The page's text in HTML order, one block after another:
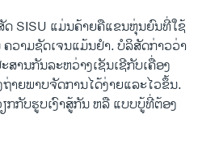
ດ SISU ແມ່ນຄ້າຍຄືແຂນຫຸ່ນຍົນທີ່ໃຊ້
ວາມຊັດເຈນແມ້ນ​ຢຳ. ບໍລິສັດກ່າວວ່າ
ານກັນ​ລະ​ຫວ່າງເຊັນເຊີກັບເຄື່ອງ
າຍພາບ​ຈັດ​ການ​ໄດ້ງ່າຍແລະໄວຂຶ້ນ.
ກ​ກັບຮູບເງົາ​ສູ້​ກັນ ຫລື ​ແບບ​ບູ້ທີ່ຕ້ອງ